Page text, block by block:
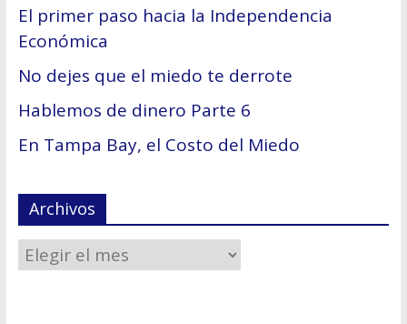
El primer paso hacia la Independencia
Económica
No dejes que el miedo te derrote
Hablemos de dinero Parte 6
En Tampa Bay, el Costo del Miedo
Archivos